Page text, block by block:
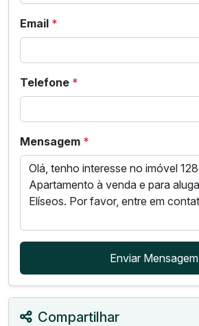
Email *
Telefone *
Mensagem *
Enviar Mensagem
Compartilhar